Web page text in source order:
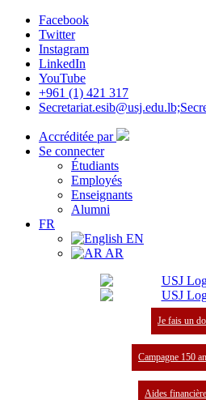
Facebook
Twitter
Instagram
LinkedIn
YouTube
+961 (1) 421 317
Accréditée par
Se connecter
Étudiants
Employés
Enseignants
Alumni
FR
EN
AR
Je fais un
Campagne 150
Aides